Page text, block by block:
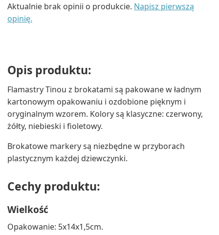
Aktualnie brak opinii o produkcie. Napisz pierwszą
opinię.
Opis produktu:
Flamastry Tinou z brokatami są pakowane w ładnym
kartonowym opakowaniu i ozdobione pięknym i
oryginalnym wzorem. Kolory są klasyczne: czerwony,
żółty, niebieski i fioletowy.
Brokatowe markery są niezbędne w przyborach
plastycznym każdej dziewczynki.
Cechy produktu:
Wielkość
Opakowanie: 5x14x1,5cm.